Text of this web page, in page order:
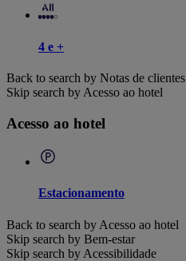
4 e +
Back to search by Notas de clientes
Skip search by Acesso ao hotel
Acesso ao hotel
Estacionamento
Back to search by Acesso ao hotel
Skip search by Bem-estar
Skip search by Acessibilidade